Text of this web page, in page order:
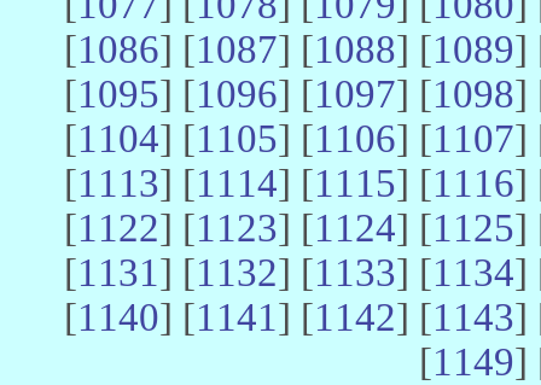
[1086] [1087] [1088] [1089]
[1095] [1096] [1097] [1098]
[1104] [1105] [1106] [1107]
[1113] [1114] [1115] [1116]
[1122] [1123] [1124] [1125]
[1131] [1132] [1133] [1134]
[1140] [1141] [1142] [1143]
[1149]